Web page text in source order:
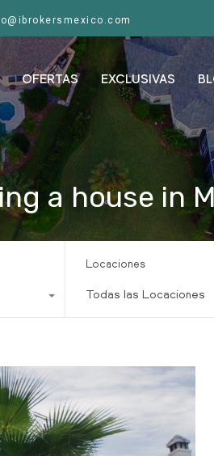
OFERTAS EXCLUSIVAS
a house in
Locaciones
Todas las Locaciones